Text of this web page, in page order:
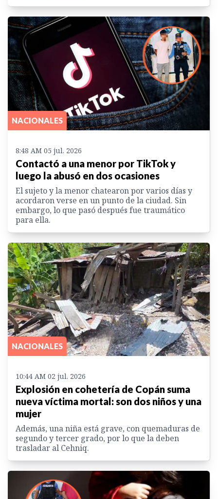
NACIONALES
8:48 AM 05 jul. 2026
Contactó a una menor por TikTok y
luego la abusó en dos ocasiones
El sujeto y la menor chatearon por varios días y
acordaron verse en un punto de la ciudad. Sin
embargo, lo que pasó después fue traumático
para ella.
NACIONALES
10:44 AM 02 jul. 2026
Explosión en cohetería de Copán suma
nueva víctima mortal: son dos niños y una
mujer
Además, una niña está grave, con quemaduras de
segundo y tercer grado, por lo que la deben
trasladar al Cehniq.